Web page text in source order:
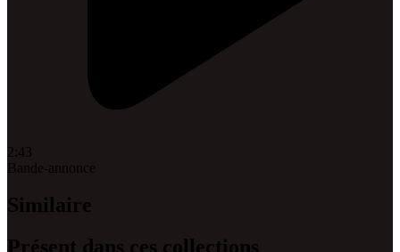
2:43
Bande-annonce
Similaire
Présent dans ces collections